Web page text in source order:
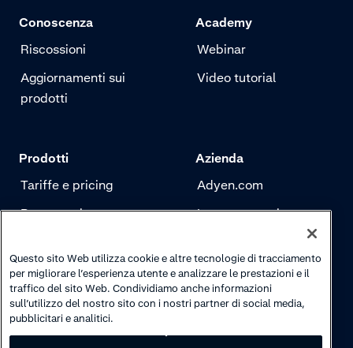
Conoscenza
Riscossioni
Aggiornamenti sui
prodotti
Academy
Webinar
Video tutorial
Prodotti
Tariffe e pricing
Pagamenti
Autenticazione
Azienda
Adyen.com
La nostra storia
Carriere
Questo sito Web utilizza cookie e altre tecnologie di tracciamento
per migliorare l’esperienza utente e analizzare le prestazioni e il
traffico del sito Web. Condividiamo anche informazioni
sull’utilizzo del nostro sito con i nostri partner di social media,
pubblicitari e analitici.